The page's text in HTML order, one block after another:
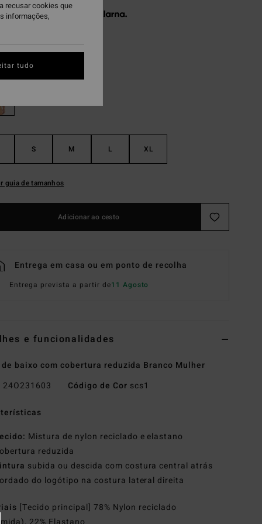
€ 13,32 sem juros com a
Crystal
S M L XL
guia de tamanhos
Adicionar ao cesto
Entrega em casa ou em ponto de recolha
Entrega prevista a partir de11 Agosto
e funcionalidades
baixo com cobertura reduzida Branco Mulher
24O231603 Código de Cor scs1
Mistura de nylon reciclado e elastano
reduzida
subida ou descida com costura central atrás
do logótipo na costura lateral direita
[Tecido principal] 78% Nylon reciclado
recusar cookies que
informações,
tudo